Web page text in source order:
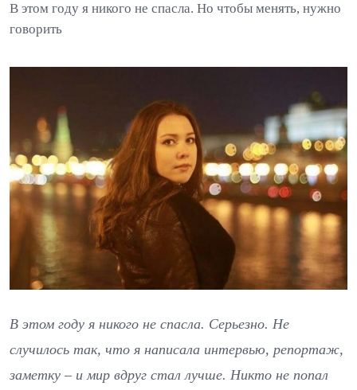
В этом году я никого не спасла. Но чтобы менять, нужно
говорить
В этом году я никого не спасла. Серьезно. Не
случилось так, что я написала интервью, репортаж,
заметку – и мир вдруг стал лучше. Никто не попал